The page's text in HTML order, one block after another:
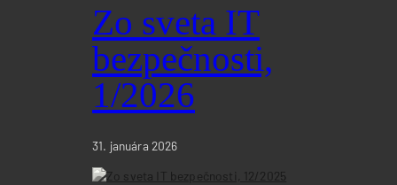
Zo sveta IT
bezpečnosti,
1/2026
31. januára 2026